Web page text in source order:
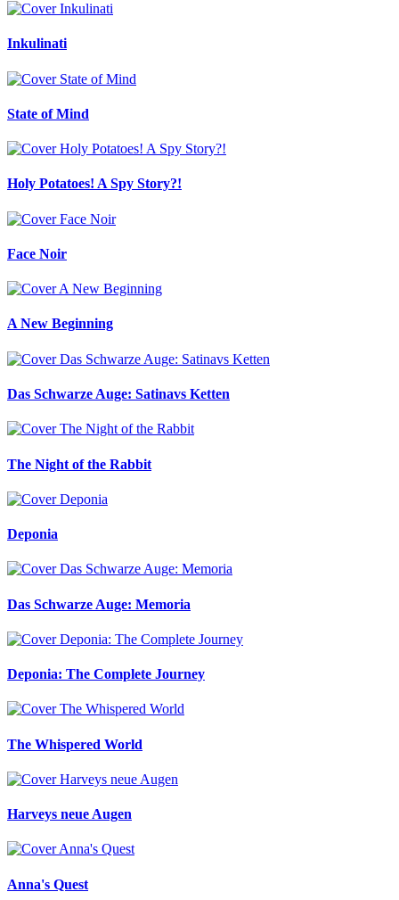
Inkulinati
State of Mind
Holy Potatoes! A Spy Story?!
Face Noir
A New Beginning
Das Schwarze Auge: Satinavs Ketten
The Night of the Rabbit
Deponia
Das Schwarze Auge: Memoria
Deponia: The Complete Journey
The Whispered World
Harveys neue Augen
Anna's Quest